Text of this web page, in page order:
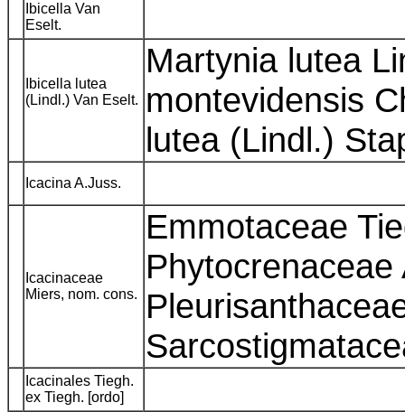
Ibicella Van
Eselt.
Ibicella lutea
(Lindl.) Van Eselt.
Martynia lutea
montevidensis
lutea (Lindl.)
Icacina A.Juss.
Icacinaceae
Miers, nom. cons.
Emmotaceae
Icacinales Tiegh.
ex Tiegh. [ordo]